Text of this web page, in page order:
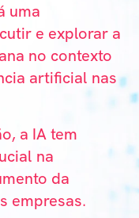
uma
e explorar a
no contexto
artificial nas
a IA tem
na
da
empresas.